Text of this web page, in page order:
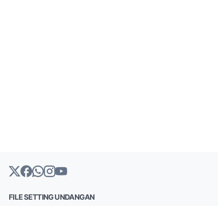
FILE SETTING UNDANGAN